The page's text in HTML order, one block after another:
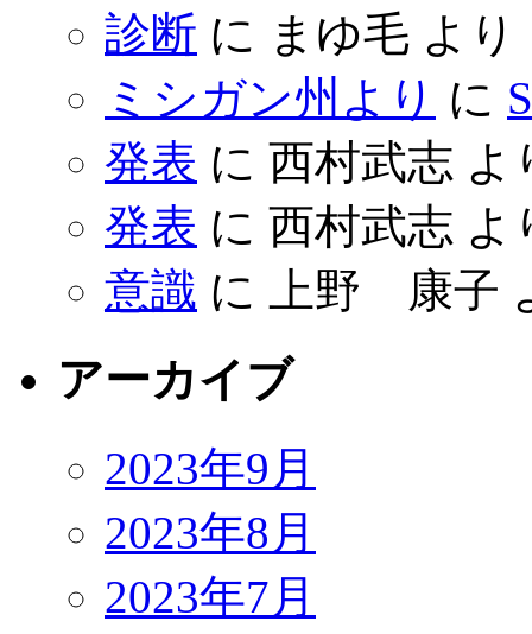
診断 に まゆ毛 より
ミシガン州より に
発表 に 西村武志 よ
発表 に 西村武志 よ
意識 に 上野 康子
アーカイブ
2023年9月
2023年8月
2023年7月